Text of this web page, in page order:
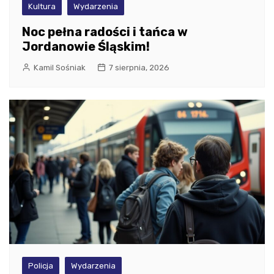
Kultura Wydarzenia
Noc pełna radości i tańca w
Jordanowie Śląskim!
Kamil Sośniak 7 sierpnia, 2026
Policja Wydarzenia